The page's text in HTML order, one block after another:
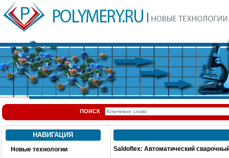
ПОИСК
НАВИГАЦИЯ
Новые технологии
Saldoflex: Автоматический